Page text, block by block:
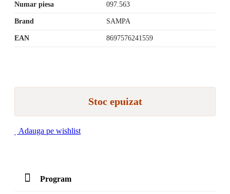
Numar piesa 097.563
Brand SAMPA
EAN 8697576241559
Stoc epuizat
Adauga pe wishlist
Program